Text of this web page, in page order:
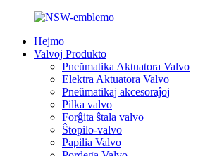
Hejmo
Valvoj Produkto
Pneŭmatika Aktuatora Valvo
Elektra Aktuatora Valvo
Pneŭmatikaj akcesoraĵoj
Pilka valvo
Forĝita ŝtala valvo
Ŝtopilo-valvo
Papilia Valvo